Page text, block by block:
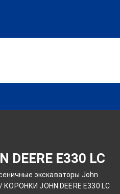
Е330 LC
экскаваторы John
КОРОНКИ JOHN DEERE Е330 LC